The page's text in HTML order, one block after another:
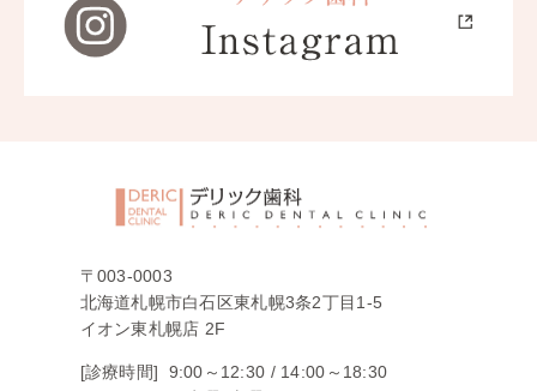
〒003-0003
北海道札幌市白石区東札幌3条2丁目1-5
イオン東札幌店 2F
[診療時間] 9:00～12:30 / 14:00～18:30